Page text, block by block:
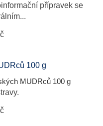
přípravek se
MUDRců 100 g